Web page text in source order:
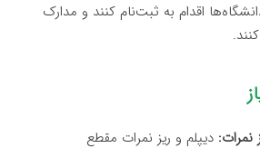
اقدام به ثبت‌نام کنند و مدارک
نمرات: دیپلم و ریز نمرات مقطع